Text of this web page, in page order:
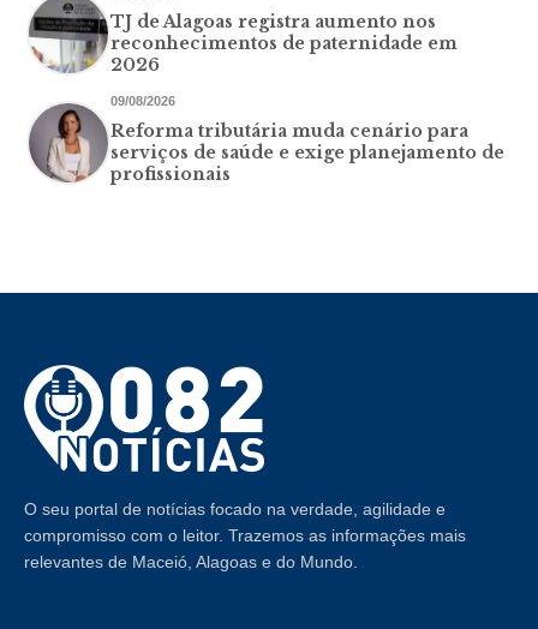
TJ de Alagoas registra aumento nos
reconhecimentos de paternidade em
2026
09/08/2026
Reforma tributária muda cenário para
serviços de saúde e exige planejamento de
profissionais
O seu portal de notícias focado na verdade, agilidade e
compromisso com o leitor. Trazemos as informações mais
relevantes de Maceió, Alagoas e do Mundo.